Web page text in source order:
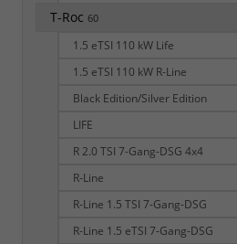
T-Roc 60
1.5 eTSI 110 kW Life
1.5 eTSI 110 kW R-Line
Black Edition/Silver Edition
LIFE
R 2.0 TSI 7-Gang-DSG 4x4
R-Line
R-Line 1.5 TSI 7-Gang-DSG
R-Line 1.5 eTSI 7-Gang-DSG